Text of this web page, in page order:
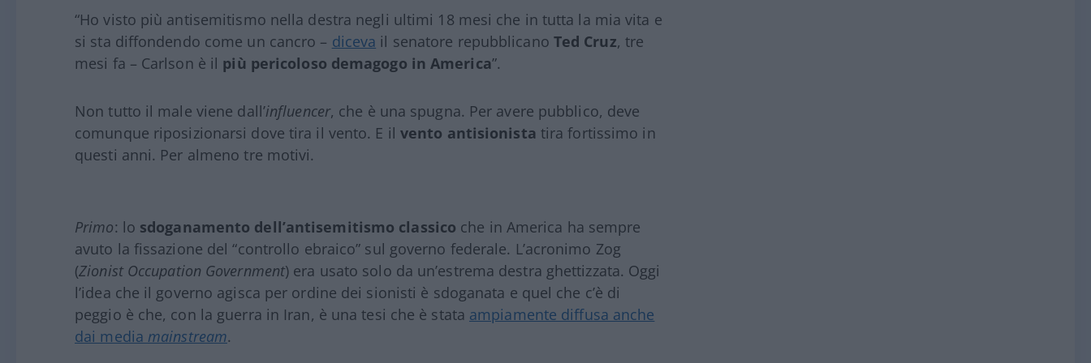
“Ho visto più antisemitismo nella destra negli ultimi 18 mesi che in tutta la mia vita e
si sta diffondendo come un cancro – diceva il senatore repubblicano Ted Cruz, tre
mesi fa – Carlson è il più pericoloso demagogo in America”.
Non tutto il male viene dall’influencer, che è una spugna. Per avere pubblico, deve
comunque riposizionarsi dove tira il vento. E il vento antisionista tira fortissimo in
questi anni. Per almeno tre motivi.
Primo: lo sdoganamento dell’antisemitismo classico che in America ha sempre
avuto la fissazione del “controllo ebraico” sul governo federale. L’acronimo Zog
(Zionist Occupation Government) era usato solo da un’estrema destra ghettizzata. Oggi
l’idea che il governo agisca per ordine dei sionisti è sdoganata e quel che c’è di
peggio è che, con la guerra in Iran, è una tesi che è stata ampiamente diffusa anche
dai media mainstream.